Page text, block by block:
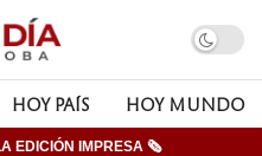
HOY PAÍS HOY MUNDO
EDICIÓN IMPRESA 🗞